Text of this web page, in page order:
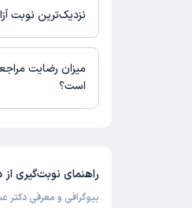
دسترس نیست. برای
نزدیک‌ترین نوبت
زمان نوبت‌دهی و
میزان رضایت
است؟
راهنمای نوبت‌گیری از
بیوگرافی و معرفی دکتر